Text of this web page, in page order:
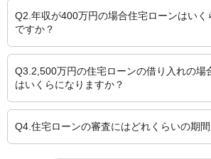
Q2.年収が400万円の場合住宅ローンはいく
ですか？
Q3.2,500万円の住宅ローンの借り入れの場
はいくらになりますか？
Q4.住宅ローンの審査にはどれくらいの期